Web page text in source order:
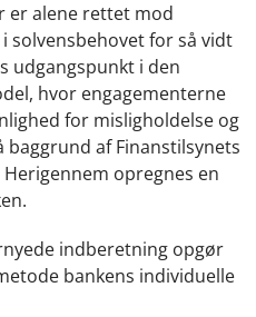
er alene rettet mod
solvensbehovet for så vidt
udgangspunkt i den
hvor engagementerne
for misligholdelse og
af Finanstilsynets
opregnes en
indberetning opgør
bankens individuelle